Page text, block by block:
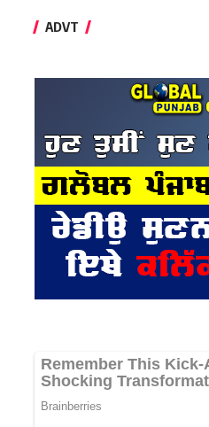
ADVT